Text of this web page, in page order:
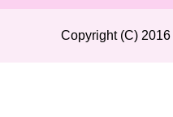
Copyright (C) 2016